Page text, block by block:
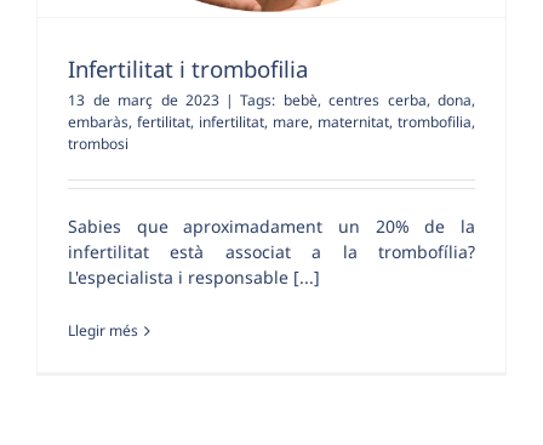
Infertilitat i trombofilia
13 de març de 2023 | Tags: bebè, centres cerba, dona,
embaràs, fertilitat, infertilitat, mare, maternitat, trombofilia,
trombosi
Sabies que aproximadament un 20% de la
infertilitat està associat a la trombofília?
L'especialista i responsable [...]
Llegir més